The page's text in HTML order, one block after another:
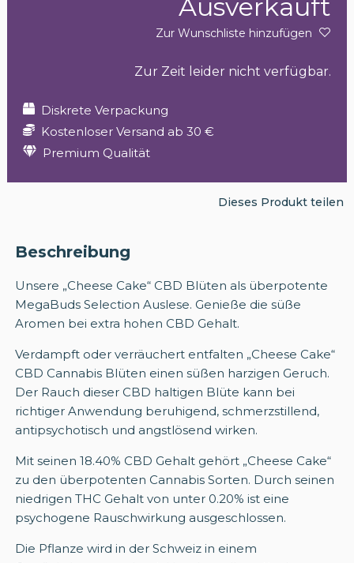
Ausverkauft
Zur Wunschliste hinzufügen
Zur Zeit leider nicht verfügbar.
Diskrete Verpackung
Kostenloser Versand ab 30 €
Premium Qualität
Dieses Produkt teilen
Beschreibung
Unsere „Cheese Cake“ CBD Blüten als überpotente
MegaBuds Selection Auslese. Genieße die süße
Aromen bei extra hohen CBD Gehalt.
Verdampft oder verräuchert entfalten „Cheese Cake“
CBD Cannabis Blüten einen süßen harzigen Geruch.
Der Rauch dieser CBD haltigen Blüte kann bei
richtiger Anwendung beruhigend, schmerzstillend,
antipsychotisch und angstlösend wirken.
Mit seinen 18.40% CBD Gehalt gehört „Cheese Cake“
zu den überpotenten Cannabis Sorten. Durch seinen
niedrigen THC Gehalt von unter 0.20% ist eine
psychogene Rauschwirkung ausgeschlossen.
Die Pflanze wird in der Schweiz in einem